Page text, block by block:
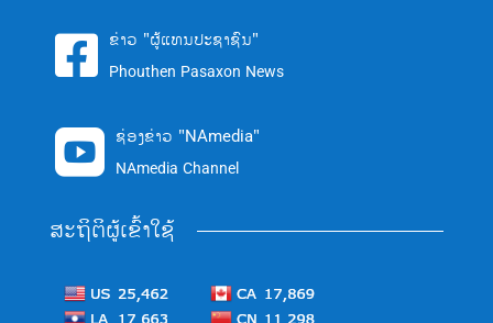
 ຂ່າວ "ຜູ້ແທນປະຊາຊົນ"
Phouthen Pasaxon News
 ຊ່ອງຂ່າວ "NAmedia"
NAmedia Channel
ສະຖິຕິຜູ້ເຂົ້າໃຊ້